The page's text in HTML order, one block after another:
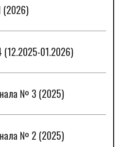
01.2026)
№ 3 (2025)
№ 2 (2025)